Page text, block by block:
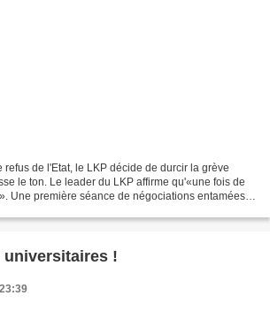
refus de l'Etat, le LKP décide de durcir la grève
le ton. Le leader du LKP affirme qu'«une fois de
Une première séance de négociations entamées
universitaires !